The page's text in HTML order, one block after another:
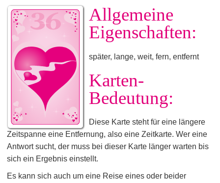
Allgemeine
Eigenschaften:
später, lange, weit, fern, entfernt
Karten-
Bedeutung:
Diese Karte steht für eine längere
Zeitspanne eine Entfernung, also eine Zeitkarte. Wer eine
Antwort sucht, der muss bei dieser Karte länger warten bis
sich ein Ergebnis einstellt.
Es kann sich auch um eine Reise eines oder beider